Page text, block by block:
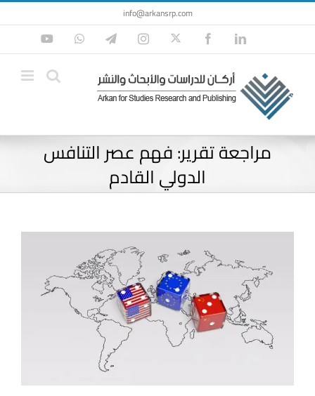
Skip
to
content
info@arkansrp.com
LinkedIn
Facebook
Twitter
Instagram
Telegram
WhatsApp
YouTube
مراجعة تقرير: فهم عصر التنافس
الدولي القادم
Larger
Image